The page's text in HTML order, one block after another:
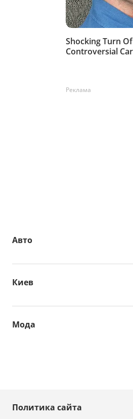
Реклама
Авто
Киев
Мода
Политика сайта